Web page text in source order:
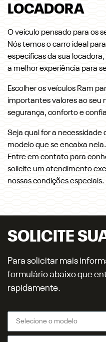
LOCADORA
O veículo pensado para os
Nós temos o carro ideal
específicas da sua
a melhor experiência para
Escolher os veículos Ram
importantes valores ao seu
segurança, conforto e
Seja qual for a
modelo que se encaixa nela.
Entre em contato para
solicite um atendimento
nossas condições especiais.
SOLICITE
Para solicitar mais
formulário abaixo que
rapidamente.